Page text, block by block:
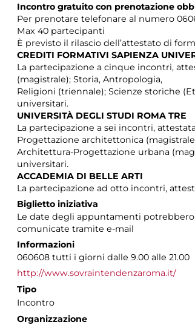
Incontro gratuito con prenotazione
Per prenotare telefonare al numero
Max 40 partecipanti
È previsto il rilascio dell’attestato di
CREDITI FORMATIVI SAPIENZA
La partecipazione a cinque incontri,
(magistrale); Storia, Antropologia,
Religioni (triennale); Scienze storiche
universitari.
UNIVERSITÀ DEGLI STUDI ROMA TRE
La partecipazione a sei incontri,
Progettazione architettonica
Architettura-Progettazione urbana
universitari.
ACCADEMIA DI BELLE ARTI
La partecipazione ad otto incontri,
Biglietto iniziativa
Le date degli appuntamenti
comunicate tramite e-mail
Informazioni
060608 tutti i giorni dalle 9.00 alle 21.00
http://www.sovraintendenzaroma.it/
Tipo
Incontro
Organizzazione